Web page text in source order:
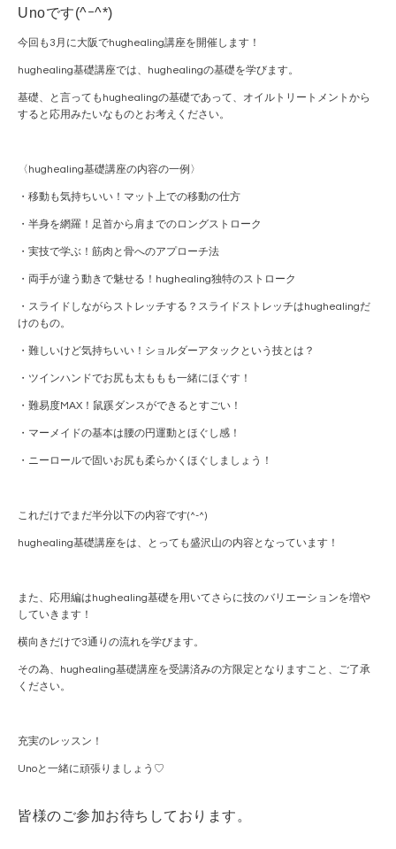
Unoです(^ｰ^*)
今回も3月に大阪でhughealing講座を開催します！
hughealing基礎講座では、hughealingの基礎を学びます。
基礎、と言ってもhughealingの基礎であって、オイルトリートメントから
すると応用みたいなものとお考えください。
〈hughealing基礎講座の内容の一例〉
・移動も気持ちいい！マット上での移動の仕方
・半身を網羅！足首から肩までのロングストローク
・実技で学ぶ！筋肉と骨へのアプローチ法
・両手が違う動きで魅せる！hughealing独特のストローク
・スライドしながらストレッチする？スライドストレッチはhughealingだ
けのもの。
・難しいけど気持ちいい！ショルダーアタックという技とは？
・ツインハンドでお尻も太ももも一緒にほぐす！
・難易度MAX！鼠蹊ダンスができるとすごい！
・マーメイドの基本は腰の円運動とほぐし感！
・ニーロールで固いお尻も柔らかくほぐしましょう！
これだけでまだ半分以下の内容です(^-^)
hughealing基礎講座をは、とっても盛沢山の内容となっています！
また、応用編はhughealing基礎を用いてさらに技のバリエーションを増や
していきます！
横向きだけで3通りの流れを学びます。
その為、hughealing基礎講座を受講済みの方限定となりますこと、ご了承
ください。
充実のレッスン！
Unoと一緒に頑張りましょう♡
皆様のご参加お待ちしております。